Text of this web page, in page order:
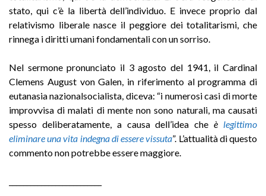
stato, qui c’è la libertà dell’individuo. E invece proprio dal
relativismo liberale nasce il peggiore dei totalitarismi, che
rinnega i diritti umani fondamentali con un sorriso.
Nel sermone pronunciato il 3 agosto del 1941, il Cardinal
Clemens August von Galen, in riferimento al programma di
eutanasia nazionalsocialista, diceva: “i numerosi casi di morte
improvvisa di malati di mente non sono naturali, ma causati
spesso deliberatamente, a causa dell’idea cheè legittimo
eliminare una vita indegna di esserevissuta”. L’attualità di questo
commento non potrebbe essere maggiore.